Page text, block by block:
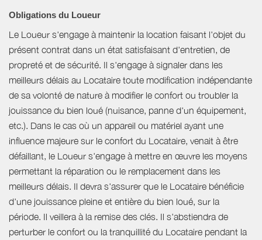
Obligations du Loueur
Le Loueur s'engage à maintenir la location faisant l'objet du
présent contrat dans un état satisfaisant d'entretien, de
propreté et de sécurité. Il s'engage à signaler dans les
meilleurs délais au Locataire toute modification indépendante
de sa volonté de nature à modifier le confort ou troubler la
jouissance du bien loué (nuisance, panne d'un équipement,
etc.). Dans le cas où un appareil ou matériel ayant une
influence majeure sur le confort du Locataire, venait à être
défaillant, le Loueur s'engage à mettre en œuvre les moyens
permettant la réparation ou le remplacement dans les
meilleurs délais. Il devra s'assurer que le Locataire bénéficie
d'une jouissance pleine et entière du bien loué, sur la
période. Il veillera à la remise des clés. Il s'abstiendra de
perturber le confort ou la tranquillité du Locataire pendant la